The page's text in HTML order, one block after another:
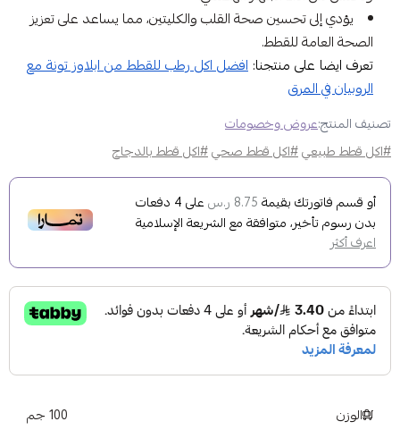
يؤدي إلى تحسين صحة القلب والكليتين، مما يساعد على تعزيز
الصحة العامة للقطط.
تعرف ايضا على منتجنا: افضل اكل رطب للقطط من ابلاوز تونة مع
الروبيان في المرق
تصنيف المنتج:عروض وخصومات
#اكل قطط طبيعي#اكل قطط صحي#اكل قطط بالدجاج
أو قسم فاتورتك بقيمة 8.75 ر.س على4 دفعات
بدون رسوم تأخير، متوافقة مع الشريعة الإسلامية
اعرف أكثر
الوزن 100 جم